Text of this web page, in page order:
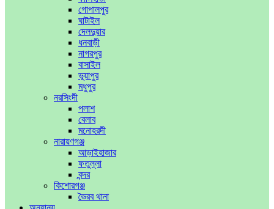
গোপালপুর
ঘাটাইল
দেলদুয়ার
ধনবাড়ী
নাগরপুর
বাসাইল
ভূয়াপুর
মধুপুর
নরসিংদী
পলাশ
বেলাব
মনোহরদী
নারায়ণগঞ্জ
আড়াইহাজার
ফতুল্লা
বন্দর
কিশোরগঞ্জ
ভৈরব থানা